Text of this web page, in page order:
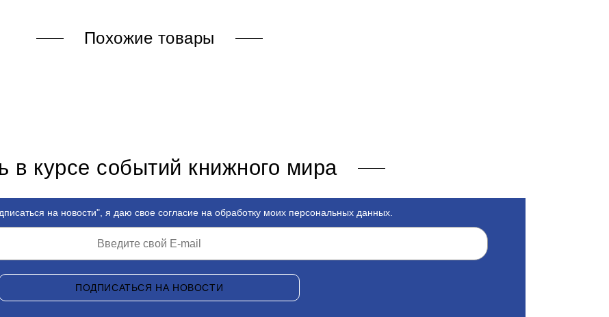
Похожие товары
в курсе событий книжного мира
на новости", я даю свое согласие на обработку моих персональных данных.
ПОДПИСАТЬСЯ НА НОВОСТИ